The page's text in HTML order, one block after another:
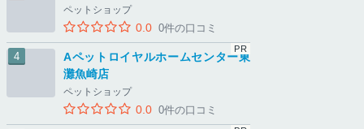
ペットショップ
0.0 0件の口コミ
Aペットロイヤルホームセンター東
灘魚崎店
ペットショップ
0.0 0件の口コミ